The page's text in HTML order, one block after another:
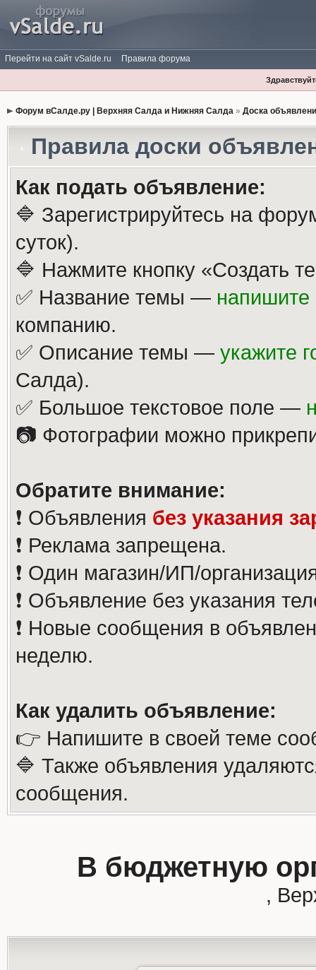
Перейти на сайт vSalde.ru Правила форума
Форум вСалде.ру | Верхняя Салда и Нижняя Салда» Доска
Правила доски
Как подать объявление:
🔷 Зарегистрируйтесь на
суток).
🔷 Нажмите кнопку «Создать
✅ Название темы — напишите
компанию.
✅ Описание темы — укажите
Салда).
✅ Большое текстовое поле —
📷 Фотографии можно
Обратите внимание:
❗️ Объявления без указания
❗️ Реклама запрещена.
❗️ Один магазин/ИП/
❗️ Объявление без указания
❗️ Новые сообщения в
неделю.
Как удалить объявление:
👉 Напишите в своей теме
🔷 Также объявления
сообщения.
В бюджетную
,